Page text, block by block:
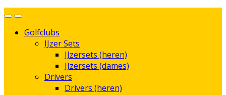
Golfclubs
IJzer Sets
IJzersets (heren)
IJzersets (dames)
Drivers
Drivers (heren)